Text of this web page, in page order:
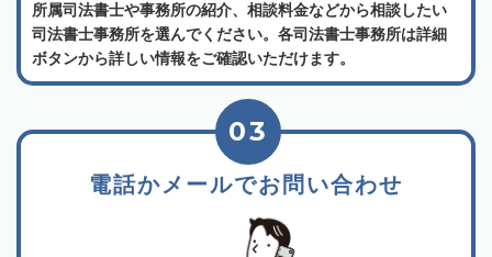
所属司法書士や事務所の紹介、相談料金などから相談したい
司法書士事務所を選んでください。各司法書士事務所は詳細
ボタンから詳しい情報をご確認いただけます。
電話かメールでお問い合わせ
03